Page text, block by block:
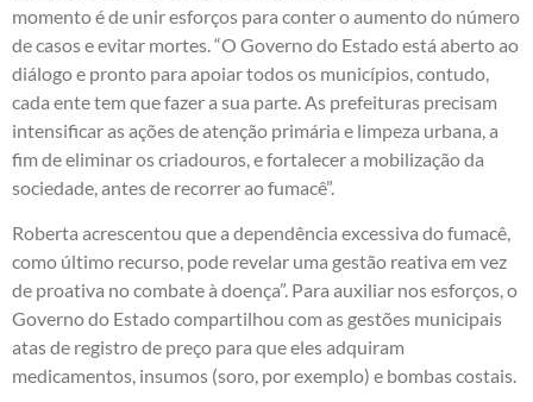
momento é de unir esforços para conter o aumento do número
de casos e evitar mortes. “O Governo do Estado está aberto ao
diálogo e pronto para apoiar todos os municípios, contudo,
cada ente tem que fazer a sua parte. As prefeituras precisam
intensificar as ações de atenção primária e limpeza urbana, a
fim de eliminar os criadouros, e fortalecer a mobilização da
sociedade, antes de recorrer ao fumacê”.
Roberta acrescentou que a dependência excessiva do fumacê,
como último recurso, pode revelar uma gestão reativa em vez
de proativa no combate à doença”. Para auxiliar nos esforços, o
Governo do Estado compartilhou com as gestões municipais
atas de registro de preço para que eles adquiram
medicamentos, insumos (soro, por exemplo) e bombas costais.